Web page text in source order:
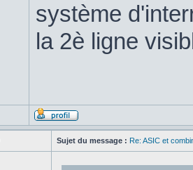
système
la 2è ligne
Sujet du message : Re: ASIC et